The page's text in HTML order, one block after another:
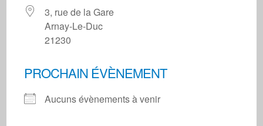
3, rue de la Gare
Arnay-Le-Duc
21230
PROCHAIN ÉVÈNEMENT
Aucuns évènements à venir